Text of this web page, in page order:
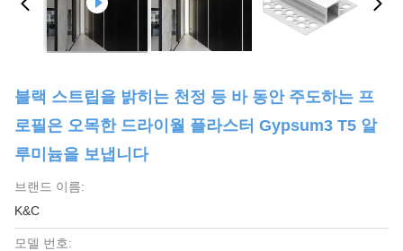
블랙 스트립을 밝히는 천정 등 바 동안 주도하는 프
로필은 오목한 드라이월 플라스터 Gypsum3 T5 알
루미늄을 보냅니다
브랜드 이름:
K&C
모델 번호: